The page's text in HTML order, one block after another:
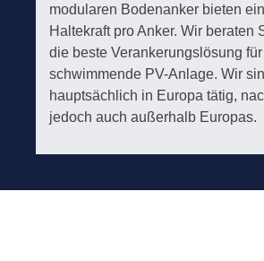
modularen Bodenanker bieten
Haltekraft pro Anker. Wir beraten
die beste Verankerungslösung
schwimmende PV-Anlage. Wir
hauptsächlich in Europa tätig,
jedoch auch außerhalb Europas.